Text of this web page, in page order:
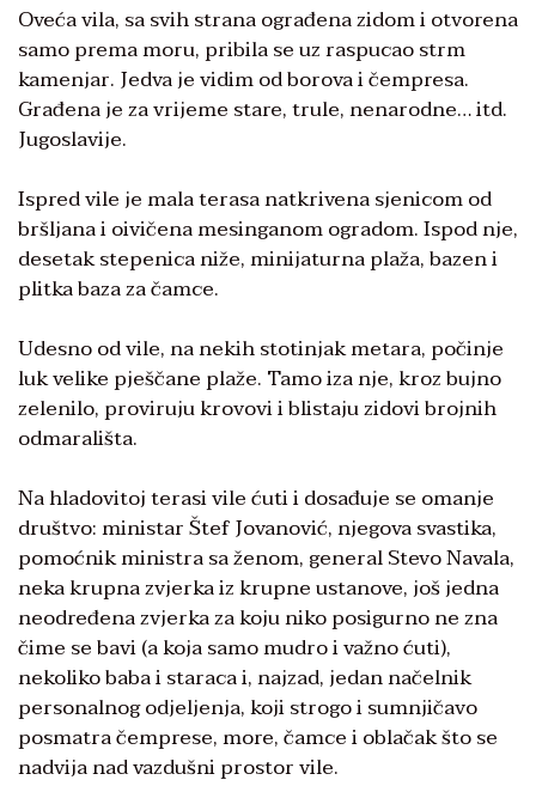
Oveća vila, sa svih strana ograđena zidom i otvorena
samo prema moru, pribila se uz raspucao strm
kamenjar. Jedva je vidim od borova i čempresa.
Građena je za vrijeme stare, trule, nenarodne… itd.
Jugoslavije.
Ispred vile je mala terasa natkrivena sjenicom od
bršljana i oivičena mesinganom ogradom. Ispod nje,
desetak stepenica niže, minijaturna plaža, bazen i
plitka baza za čamce.
Udesno od vile, na nekih stotinjak metara, počinje
luk velike pješčane plaže. Tamo iza nje, kroz bujno
zelenilo, proviruju krovovi i blistaju zidovi brojnih
odmarališta.
Na hladovitoj terasi vile ćuti i dosađuje se omanje
društvo: ministar Štef Jovanović, njegova svastika,
pomoćnik ministra sa ženom, general Stevo Navala,
neka krupna zvjerka iz krupne ustanove, još jedna
neodređena zvjerka za koju niko posigurno ne zna
čime se bavi (a koja samo mudro i važno ćuti),
nekoliko baba i staraca i, najzad, jedan načelnik
personalnog odjeljenja, koji strogo i sumnjičavo
posmatra čemprese, more, čamce i oblačak što se
nadvija nad vazdušni prostor vile.